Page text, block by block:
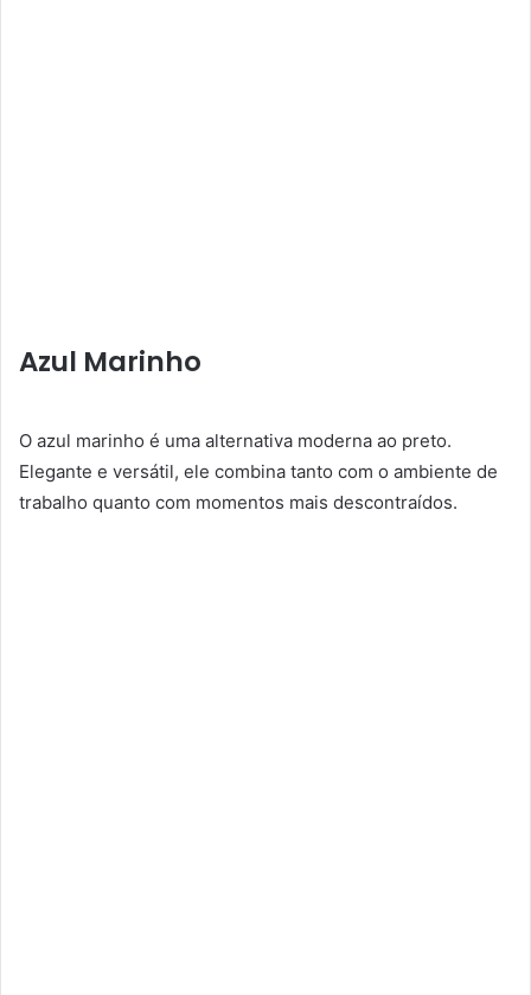
Azul Marinho
O azul marinho é uma alternativa moderna ao preto.
Elegante e versátil, ele combina tanto com o ambiente de
trabalho quanto com momentos mais descontraídos.